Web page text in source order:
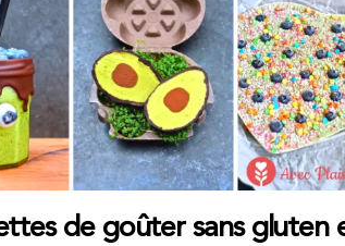
de goûter sans gluten